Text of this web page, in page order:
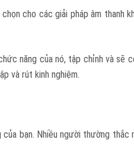
cho các giải pháp âm thanh
năng của nó, tập chỉnh và sẽ
và rút kinh nghiệm.
bạn. Nhiều người thường